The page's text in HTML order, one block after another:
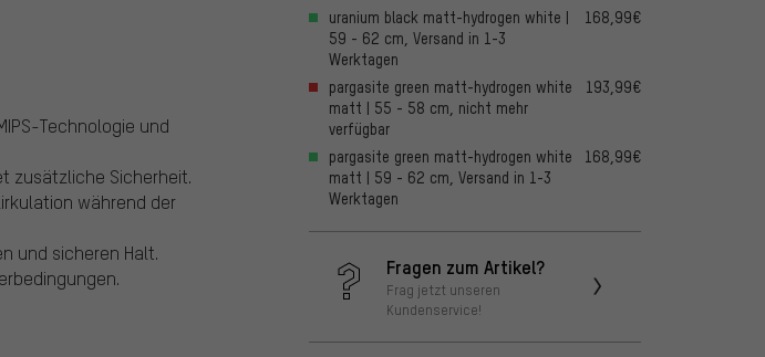
Technologie und
zusätzliche Sicherheit.
während der
und sicheren Halt.
uranium black matt-hydrogen white |
59 - 62 cm, Versand in 1-3
Werktagen
168,99€
pargasite green matt-hydrogen white
matt | 55 - 58 cm, nicht mehr
verfügbar
193,99€
pargasite green matt-hydrogen white
matt | 59 - 62 cm, Versand in 1-3
Werktagen
168,99€
Fragen zum Artikel?
Frag jetzt unseren
Kundenservice!